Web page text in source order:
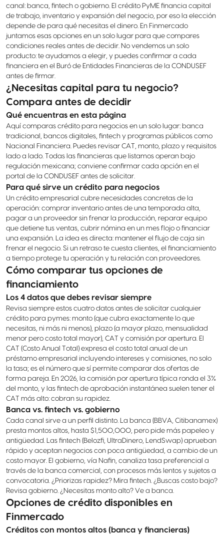
canal: banca, fintech o gobierno. El crédito PyME financia capital
de trabajo, inventario y expansión del negocio, por eso la elección
depende de para qué necesitas el dinero. En Finmercado
juntamos esas opciones en un solo lugar para que compares
condiciones reales antes de decidir. No vendemos un solo
producto: te ayudamos a elegir, y puedes confirmar a cada
financiera en el Buró de Entidades Financieras de la CONDUSEF
antes de firmar.
¿Necesitas capital para tu negocio?
Compara antes de decidir
Qué encuentras en esta página
Aquí comparas crédito para negocios en un solo lugar: banca
tradicional, bancos digitales, fintech y programas públicos como
Nacional Financiera. Puedes revisar CAT, monto, plazo y requisitos
lado a lado. Todas las financieras que listamos operan bajo
regulación mexicana; conviene confirmar cada opción en el
portal de la CONDUSEF antes de solicitar.
Para qué sirve un crédito para negocios
Un crédito empresarial cubre necesidades concretas de la
operación: comprar inventario antes de una temporada alta,
pagar a un proveedor sin frenar la producción, reparar equipo
que detiene tus ventas, cubrir nómina en un mes flojo o financiar
una expansión. La idea es directa: mantener el flujo de caja sin
frenar el negocio. Si un retraso te cuesta clientes, el financiamiento
a tiempo protege tu operación y tu relación con proveedores.
Cómo comparar tus opciones de
financiamiento
Los 4 datos que debes revisar siempre
Revisa siempre estos cuatro datos antes de solicitar cualquier
crédito para pymes: monto (que cubra exactamente lo que
necesitas, ni más ni menos), plazo (a mayor plazo, mensualidad
menor pero costo total mayor), CAT y comisión por apertura. El
CAT (Costo Anual Total) expresa el costo total anual de un
préstamo empresarial incluyendo intereses y comisiones, no solo
la tasa; es el número que sí permite comparar dos ofertas de
forma pareja. En 2026, la comisión por apertura típica ronda el 3%
del monto, y las fintech de aprobación instantánea suelen tener el
CAT más alto: cobran su rapidez.
Banca vs. fintech vs. gobierno
Cada canal sirve a un perfil distinto. La banca (BBVA, Citibanamex)
presta montos altos, hasta $1,500,000, pero pide más papeleo y
antigüedad. Las fintech (Belozfi, UltraDinero, LendSwap) aprueban
rápido y aceptan negocios con poca antigüedad, a cambio de un
costo mayor. El gobierno, vía Nafin, canaliza tasa preferencial a
través de la banca comercial, con procesos más lentos y sujetos a
convocatoria. ¿Priorizas rapidez? Mira fintech. ¿Buscas costo bajo?
Revisa gobierno. ¿Necesitas monto alto? Ve a banca.
Opciones de crédito disponibles en
Finmercado
Créditos con montos altos (banca y financieras)